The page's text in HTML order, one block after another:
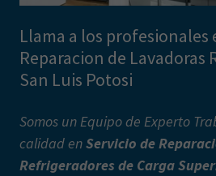
Llama a los profesionales
Reparacion de Lavadoras
San Luis Potosi
Somos un Equipo de Experto
calidad enServicio de
Refrigeradores de Carga